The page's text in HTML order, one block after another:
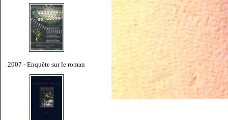
2007 - Enquête sur le roman